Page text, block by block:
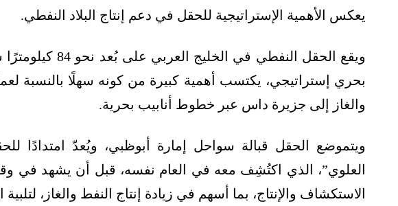
يعكس الأهمية الإستراتيجية للحقل في دعم إنتاج البلاد النفطي.
ويقع الحقل النفطي
بحري إستراتيجي، يكتسب أهمية كبيرة من كونه سهلًا بالنسبة
والغاز إلى جزيرة داس عبر خطوط أنابيب بحرية.
ويتموضع الحقل قبالة سواحل إمارة أبوظبي، ويُعدّ امتدادًا
العلوي”، الذي اكتُشِف معه في العام نفسه، قبل أن يشهد في
الاستكشاف والإنتاج، بما أسهم في زيادة إنتاج النفط والغاز،